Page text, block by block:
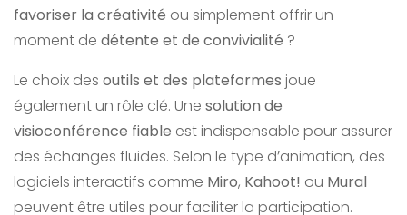
favoriser la créativité ou simplement offrir un
moment de détente et de convivialité ?
Le choix des outils et des plateformes joue
également un rôle clé. Une solution de
visioconférence fiable est indispensable pour assurer
des échanges fluides. Selon le type d’animation, des
logiciels interactifs comme Miro, Kahoot! ou Mural
peuvent être utiles pour faciliter la participation.